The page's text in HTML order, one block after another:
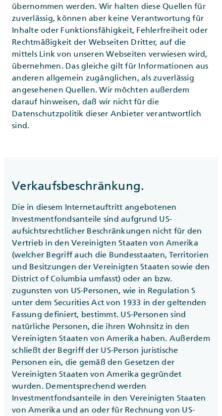
übernommen werden. Wir halten diese Quellen für
zuverlässig, können aber keine Verantwortung für
Inhalte oder Funktionsfähigkeit, Fehlerfreiheit oder
Rechtmäßigkeit der Webseiten Dritter, auf die
mittels Link von unseren Webseiten verwiesen wird,
übernehmen. Das gleiche gilt für Informationen aus
anderen allgemein zugänglichen, als zuverlässig
angesehenen Quellen. Wir möchten außerdem
darauf hinweisen, daß wir nicht für die
Datenschutzpolitik dieser Anbieter verantwortlich
sind.
Verkaufsbeschränkung.
Die in diesem Internetauftritt angebotenen
Investmentfondsanteile sind aufgrund US-
aufsichtsrechtlicher Beschränkungen nicht für den
Vertrieb in den Vereinigten Staaten von Amerika
(welcher Begriff auch die Bundesstaaten, Territorien
und Besitzungen der Vereinigten Staaten sowie den
District of Columbia umfasst) oder an bzw.
zugunsten von US-Personen, wie in Regulation S
unter dem Securities Act von 1933 in der geltenden
Fassung definiert, bestimmt. US-Personen sind
natürliche Personen, die ihren Wohnsitz in den
Vereinigten Staaten von Amerika haben. Außerdem
schließt der Begriff der US-Person juristische
Personen ein, die gemäß den Gesetzen der
Vereinigten Staaten von Amerika gegründet
wurden. Dementsprechend werden
Investmentfondsanteile in den Vereinigten Staaten
von Amerika und an oder für Rechnung von US-